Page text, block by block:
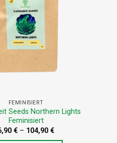
FEMINISIERT
Seeds Northern Lights
Feminisiert
€ – 104,90€